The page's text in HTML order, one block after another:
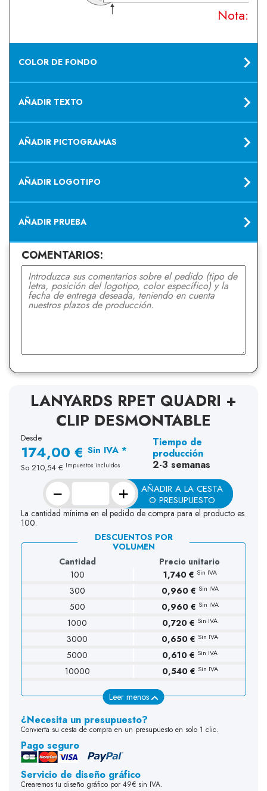
Nota:
COLOR DE FONDO
AÑADIR TEXTO
AÑADIR PICTOGRAMAS
AÑADIR LOGOTIPO
AÑADIR PRUEBA
COMENTARIOS:
LANYARDS RPET QUADRI +
CLIP DESMONTABLE
Desde
174,00 € Sin IVA *
So 210,54 € Impuestos incluidos
Tiempo de
producción
2-3 semanas
− +
AÑADIR A LA CESTA
O PRESUPUESTO
La cantidad mínima en el pedido de compra para el producto es
100.
DESCUENTOS POR
VOLUMEN
Cantidad
Precio unitario
100
1,740 € Sin IVA
300 0,960 € Sin IVA
500 0,960 € Sin IVA
1000 0,720 € Sin IVA
3000 0,650 € Sin IVA
5000 0,610 € Sin IVA
10000 0,540 € Sin IVA
Leer menos
¿Necesita un presupuesto?
Convierta su cesta de compra en un presupuesto en solo 1 clic.
Pago seguro
Servicio de diseño gráfico
Crearemos tu diseño gráfico por 49€ sin IVA.